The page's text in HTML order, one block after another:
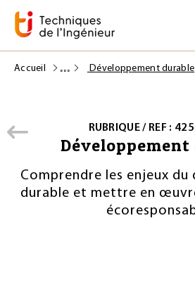
Accueil Développement durable
RUBRIQUE / REF :
Comprendre les enjeux
durable et mettre en